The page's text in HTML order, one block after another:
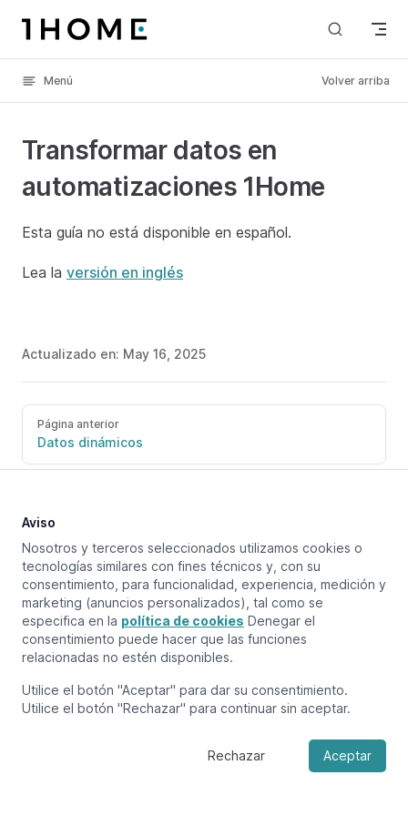
Skip to content
Menú Volver arriba
Transformar datos en
automatizaciones 1Home
Esta guía no está disponible en español.
Lea la versión en inglés
Actualizado en: May 16, 2025
Página anterior
Datos dinámicos
Aviso
Nosotros y terceros seleccionados utilizamos cookies o
tecnologías similares con fines técnicos y, con su
consentimiento, para funcionalidad, experiencia, medición y
marketing (anuncios personalizados), tal como se
especifica en la política de cookies Denegar el
consentimiento puede hacer que las funciones
relacionadas no estén disponibles.
Utilice el botón "Aceptar" para dar su consentimiento.
Utilice el botón "Rechazar" para continuar sin aceptar.
Rechazar Aceptar